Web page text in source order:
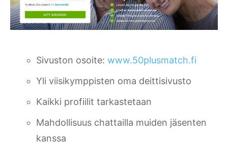
Sivuston osoite: www.50plusmatch.fi
Yli viisikymppisten oma deittisivusto
Kaikki profiilit tarkastetaan
Mahdollisuus chattailla muiden jäsenten
kanssa